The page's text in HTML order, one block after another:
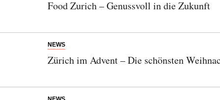
Food Zurich – Genussvoll in die Zukunft
NEWS
Zürich im Advent – Die schönsten